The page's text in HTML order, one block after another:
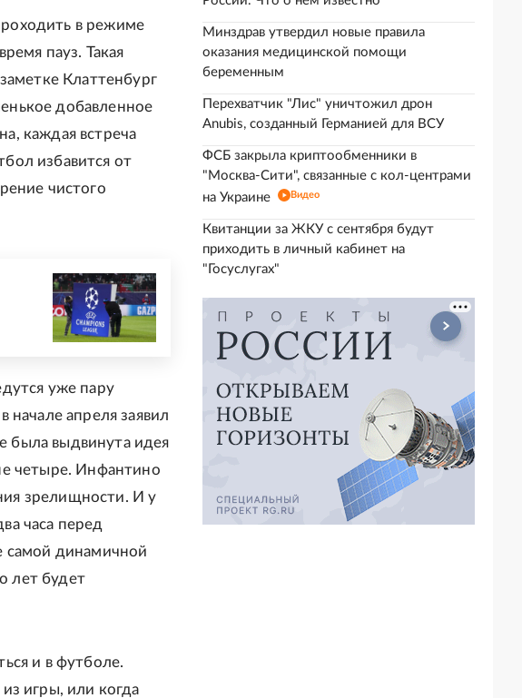
в режиме
пауз. Такая
Клаттенбург
добавленное
каждая встреча
избавится от
чистого
уже пару
начале апреля заявил
была выдвинута идея
четыре. Инфантино
зрелищности. И у
часа перед
самой динамичной
лет будет
и в футболе.
игры, или когда
Минздрав утвердил новые правила
оказания медицинской помощи
беременным
Перехватчик "Лис" уничтожил дрон
Anubis, созданный Германией для ВСУ
ФСБ закрыла криптообменники в
"Москва-Сити", связанные с кол-центрами
на Украине
Видео
Квитанции за ЖКУ с сентября будут
приходить в личный кабинет на
"Госуслугах"